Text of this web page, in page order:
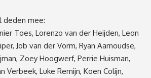
deden mee:
Toes, Lorenzo van der Heijden, Leon
Job van der Vorm, Ryan Aarnoudse,
Zoey Hoogwerf, Perrie Huisman,
Verbeek, Luke Remijn, Koen Colijn,